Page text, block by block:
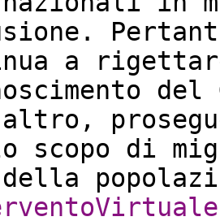
a
del
scopo di